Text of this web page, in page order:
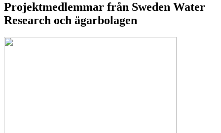
Projektmedlemmar från Sweden Water
Research och ägarbolagen